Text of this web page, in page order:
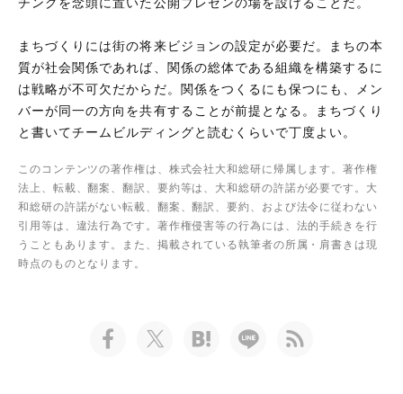
まちづくりには街の将来ビジョンの設定が必要だ。まちの本
質が社会関係であれば、関係の総体である組織を構築するに
は戦略が不可欠だからだ。関係をつくるにも保つにも、メン
バーが同一の方向を共有することが前提となる。まちづくり
と書いてチームビルディングと読むくらいで丁度よい。
このコンテンツの著作権は、株式会社大和総研に帰属します。著作権
法上、転載、翻案、翻訳、要約等は、大和総研の許諾が必要です。大
和総研の許諾がない転載、翻案、翻訳、要約、および法令に従わない
引用等は、違法行為です。著作権侵害等の行為には、法的手続きを行
うこともあります。また、掲載されている執筆者の所属・肩書きは現
時点のものとなります。